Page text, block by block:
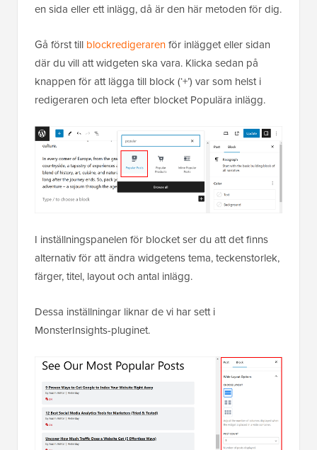
en sida eller ett inlägg, då är den här metoden för dig.
Gå först till blockredigerarenför inlägget eller sidan
där du vill att widgeten ska vara. Klicka sedan på
knappen för att lägga till block (‘+’) var som helst i
redigeraren och leta efter blocket Populära inlägg.
I inställningspanelen för blocket ser du att det finns
alternativ för att ändra widgetens tema, teckenstorlek,
färger, titel, layout och antal inlägg.
Dessa inställningar liknar de vi har sett i
MonsterInsights-pluginet.